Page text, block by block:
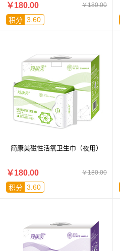
￥180.00
￥180.00
积分 3.60
简康美磁性活氧卫生巾（夜用）
￥180.00
￥180.00
积分 3.60